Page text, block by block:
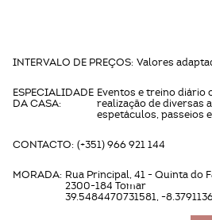
INTERVALO DE PREÇOS: Valores
ESPECIALIDADE
DA CASA:
Eventos e treino diário
realização de diversas
espetáculos, passeios
CONTACTO: (+351) 966 921 144
MORADA: Rua Principal, 41 - Quinta do
2300-184 Tomar
39.5484470731581, -